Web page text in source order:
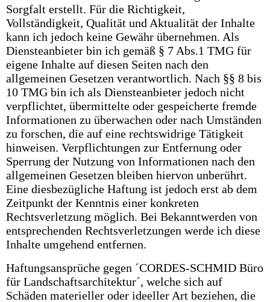
Sorgfalt erstellt. Für die Richtigkeit,
Vollständigkeit, Qualität und Aktualität der Inhalte
kann ich jedoch keine Gewähr übernehmen. Als
Diensteanbieter bin ich gemäß § 7 Abs.1 TMG für
eigene Inhalte auf diesen Seiten nach den
allgemeinen Gesetzen verantwortlich. Nach §§ 8 bis
10 TMG bin ich als Diensteanbieter jedoch nicht
verpflichtet, übermittelte oder gespeicherte fremde
Informationen zu überwachen oder nach Umständen
zu forschen, die auf eine rechtswidrige Tätigkeit
hinweisen. Verpflichtungen zur Entfernung oder
Sperrung der Nutzung von Informationen nach den
allgemeinen Gesetzen bleiben hiervon unberührt.
Eine diesbezügliche Haftung ist jedoch erst ab dem
Zeitpunkt der Kenntnis einer konkreten
Rechtsverletzung möglich. Bei Bekanntwerden von
entsprechenden Rechtsverletzungen werde ich diese
Inhalte umgehend entfernen.
Haftungsansprüche gegen ´CORDES-SCHMID Büro
für Landschaftsarchitektur´, welche sich auf
Schäden materieller oder ideeller Art beziehen, die